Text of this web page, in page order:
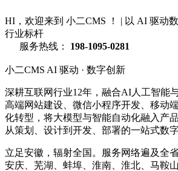
HI，欢迎来到 小二CMS ！ | 以 AI 驱动
行业标杆
服务热线：
198-1095-0281
小二CMS AI 驱动 · 数字创新
深耕互联网行业12年，融合AI人工智能
高端网站建设、微信小程序开发、移动
化转型，将大模型与智能自动化融入产
从策划、设计到开发、部署的一站式数
立足安徽，辐射全国。服务网络遍及全
安庆、芜湖、蚌埠、淮南、淮北、马鞍